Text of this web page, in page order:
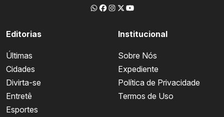
Editorias
Últimas
Cidades
Divirta-se
Entretê
Esportes
Institucional
Sobre Nós
Expediente
Política de Privacidade
Termos de Uso